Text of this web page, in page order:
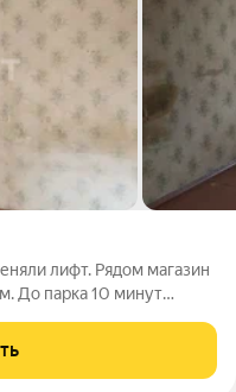
лифт. Рядом магазин
До парка 10 минут